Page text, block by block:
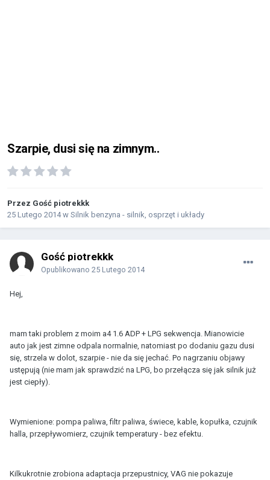
Szarpie, dusi się na zimnym..
Przez Gość piotrekkk
25 Lutego 2014w Silnik benzyna - silnik, osprzęt i układy
Gość piotrekkk
Opublikowano 25 Lutego 2014
Hej,
mam taki problem z moim a4 1.6 ADP + LPG sekwencja. Mianowicie
auto jak jest zimne odpala normalnie, natomiast po dodaniu gazu dusi
się, strzela w dolot, szarpie - nie da się jechać. Po nagrzaniu objawy
ustępują (nie mam jak sprawdzić na LPG, bo przełącza się jak silnik już
jest ciepły).
Wymienione: pompa paliwa, filtr paliwa, świece, kable, kopułka, czujnik
halla, przepływomierz, czujnik temperatury - bez efektu.
Kilkukrotnie zrobiona adaptacja przepustnicy, VAG nie pokazuje